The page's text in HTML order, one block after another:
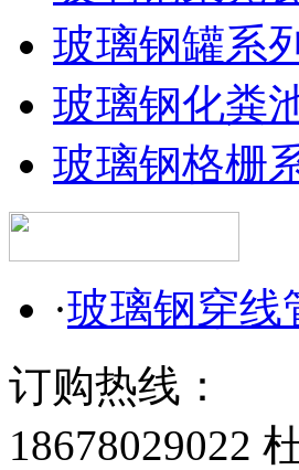
玻璃钢罐系列
玻璃钢化粪
玻璃钢格栅
·玻璃钢穿线
订购热线：
18678029022